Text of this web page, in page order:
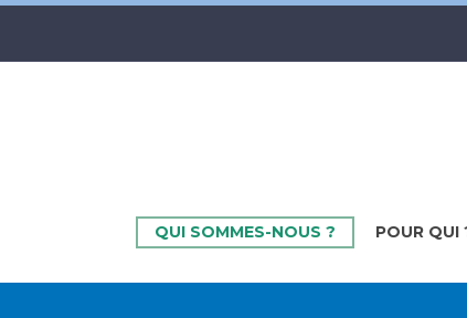
QUI SOMMES-NOUS ? POUR QUI